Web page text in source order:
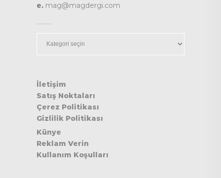
e. mag@magdergi.com
İletişim
Satış Noktaları
Çerez Politikası
Gizlilik Politikası
Künye
Reklam Verin
Kullanım Koşulları